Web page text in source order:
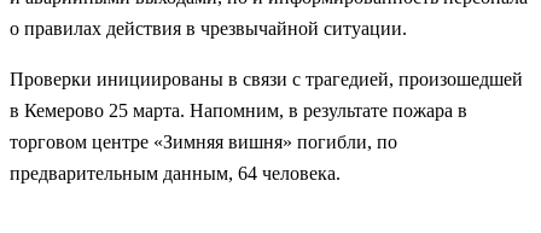
о правилах действия в чрезвычайной ситуации.
Проверки инициированы в связи с трагедией, произошедшей
в Кемерово 25 марта. Напомним, в результате пожара в
торговом центре «Зимняя вишня» погибли, по
предварительным данным, 64 человека.